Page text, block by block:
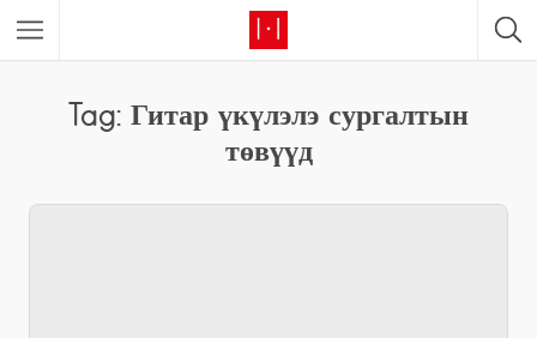
Tag: Гитар үкүлэлэ сургалтын
төвүүд